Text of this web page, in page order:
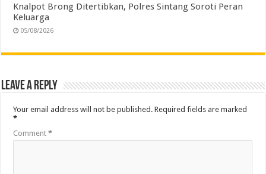
Knalpot Brong Ditertibkan, Polres Sintang Soroti Peran
Keluarga
05/08/2026
Leave a Reply
Your email address will not be published. Required fields are marked
*
Comment*